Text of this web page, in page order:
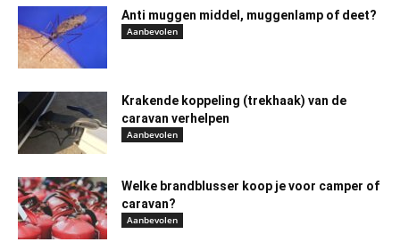
Anti muggen middel, muggenlamp of deet?
Aanbevolen
Krakende koppeling (trekhaak) van de
caravan verhelpen
Aanbevolen
Welke brandblusser koop je voor camper of
caravan?
Aanbevolen